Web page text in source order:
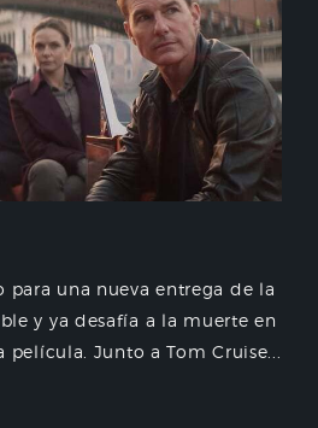
para una nueva entrega de la
y ya desafía a la muerte en
Junto a Tom Cruise...